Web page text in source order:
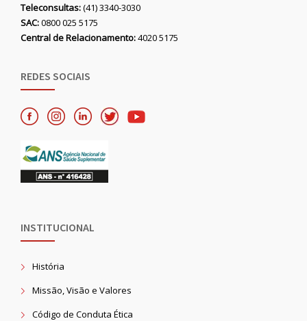
Teleconsultas:(41) 3340-3030
SAC:0800 025 5175
Central de Relacionamento:4020 5175
REDES SOCIAIS
INSTITUCIONAL
História
Missão, Visão e Valores
Código de Conduta Ética